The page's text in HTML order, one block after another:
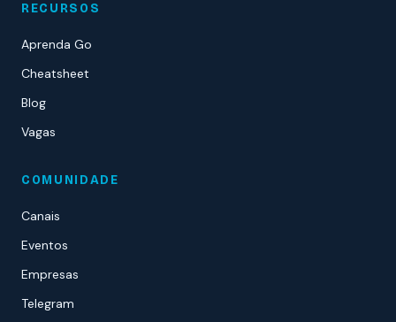
RECURSOS
Aprenda Go
Cheatsheet
Blog
Vagas
COMUNIDADE
Canais
Eventos
Empresas
Telegram